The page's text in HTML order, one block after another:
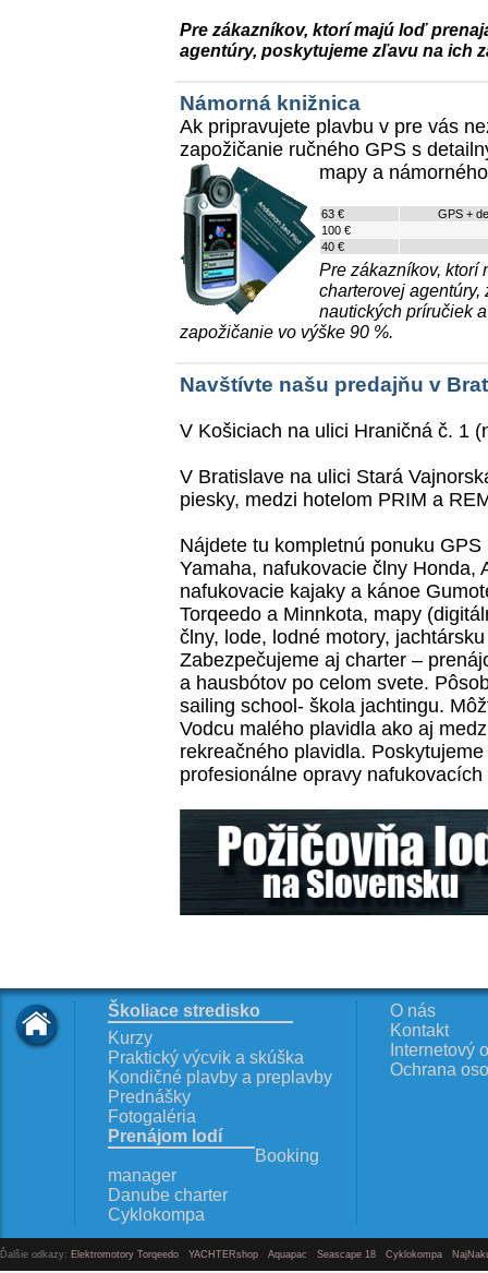
Pre zákazníkov, ktorí majú loď
agentúry, poskytujeme zľavu na ich
Námorná knižnica
Ak pripravujete plavbu v pre vás
zapožičanie ručného GPS s
mapy a
63 €
GPS +
100 €
40 €
Pre zákazníkov, ktorí
charterovej
nautických príručiek
zapožičanie vo výške 90 %.
Navštívte našu predajňu v
V Košiciach na ulici Hraničná č. 1
V Bratislave na ulici Stará
piesky, medzi hotelom PRIM a
Nájdete tu kompletnú ponuku
Yamaha, nafukovacie člny Honda,
nafukovacie kajaky a kánoe
Torqeedo a Minnkota, mapy
člny, lode, lodné motory,
Zabezpečujeme aj charter –
a hausbótov po celom svete.
sailing school- škola jachtingu.
Vodcu malého plavidla ako aj
rekreačného plavidla.
profesionálne opravy
Školiace stredisko
Kurzy
Praktický výcvik a skúška
Kondičné plavby a preplavby
Prednášky
Fotogaléria
Prenájom lodí
Booking
manager
Danube charter
Cyklokompa
O nás
Kontakt
Internetový
Ochrana
Ďalšie odkazy: Elektromotory Torqeedo YACHTERshop Aquapac Seascape 18 Cyklokompa